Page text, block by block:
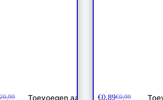
20,99 Toevoegen aan €0,99
€0,89